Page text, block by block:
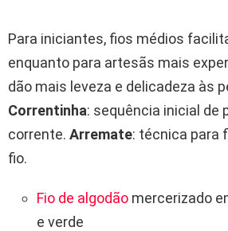
Para iniciantes, fios médios
enquanto para artesãs mais
dão mais leveza e delicadeza às
Correntinha: sequência inicial de
corrente. Arremate: técnica para
fio.
Fio de algodão mercerizado
e verde